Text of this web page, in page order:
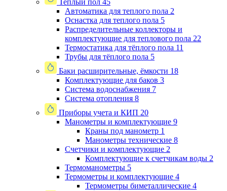
Теплый пол 45
Автоматика для теплого пола 2
Оснастка для теплого пола 5
Распределительные коллекторы и
комплектующие для теплового пола 22
Термостатика для тёплого пола 11
Трубы для тёплого пола 5
Баки расширительные, ёмкости 18
Комплектующие для баков 3
Система водоснабжения 7
Система отопления 8
Приборы учета и КИП 20
Манометры и комплектующие 9
Краны под манометр 1
Манометры технические 8
Счетчики и комплектующие 2
Комплектующие к счетчикам воды 2
Термоманометры 5
Термометры и комплектующие 4
Термометры биметаллические 4